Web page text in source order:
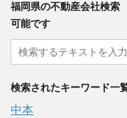
福岡県の不動産会社検
可能です
検索されたキーワード一
中本